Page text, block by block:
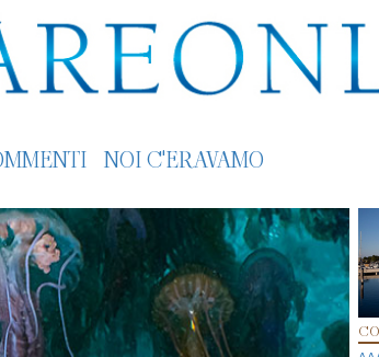
NOI C'ERAVAMO